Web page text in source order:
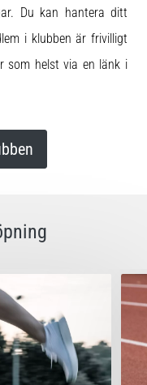
Du kan hantera ditt
i klubben är frivilligt
som helst via en länk i